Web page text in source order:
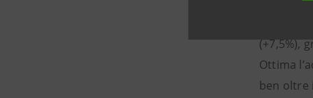
Buono
(+7,5%),
Ottima
ben oltre